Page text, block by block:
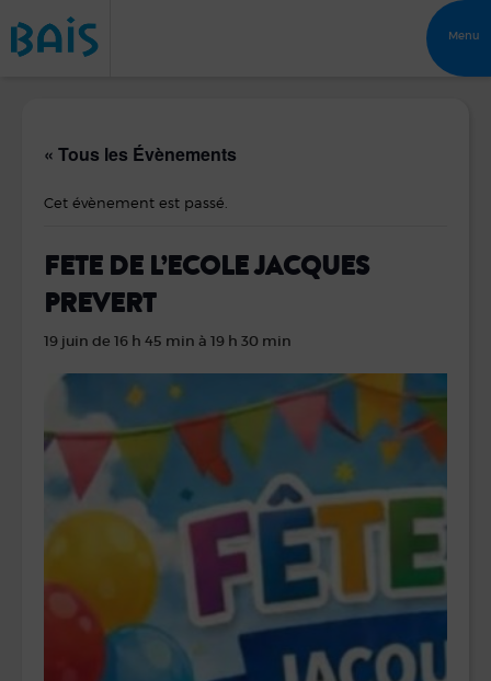
Menu
« Tous les Évènements
Cet évènement est passé.
FETE DE L’ECOLE JACQUES
PREVERT
19 juin de 16 h 45 min à 19 h 30 min